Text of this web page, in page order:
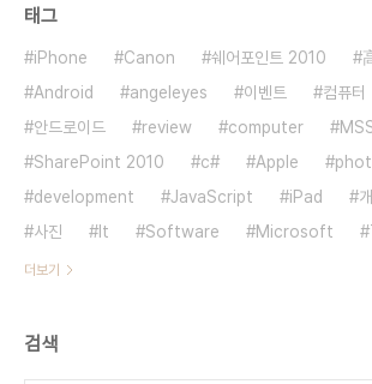
태그
iPhone Canon 쉐어포인트 2010
Android
angeleyes 이벤트 컴퓨터
안드로이드
review computer
SharePoint 2010
c# Apple
development
JavaScript iPad
사진
It Software Microsoft
더보기
검색